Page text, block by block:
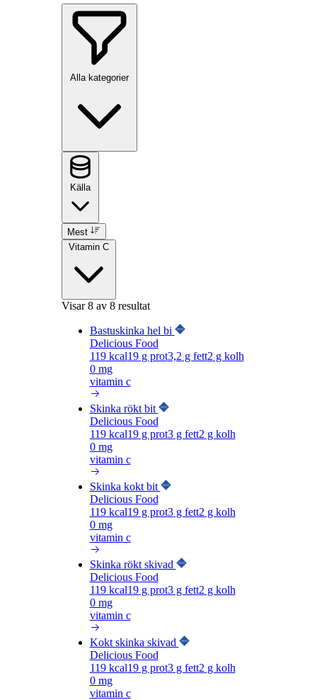
Alla kategorier
Källa
Mest
Vitamin C
Visar8av 8 resultat
Bastuskinka hel bi
Delicious Food
119kcal19g prot3,2 g fett2 g kolh
0 mg
vitamin c
Skinka rökt bit
Delicious Food
119kcal19g prot3g fett2 g kolh
0 mg
vitamin c
Skinka kokt bit
Delicious Food
119kcal19g prot3g fett2 g kolh
0 mg
vitamin c
Skinka rökt skivad
Delicious Food
119kcal19g prot3g fett2 g kolh
0 mg
vitamin c
Kokt skinka skivad
Delicious Food
119kcal19g prot3g fett2 g kolh
0 mg
vitamin c